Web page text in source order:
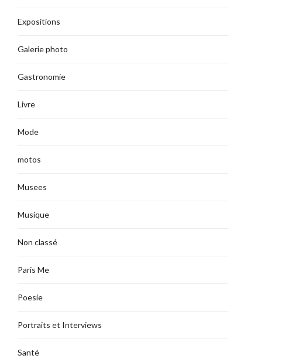
Expositions
Galerie photo
Gastronomie
Livre
Mode
motos
Musees
Musique
Non classé
Paris Me
Poesie
Portraits et Interviews
Santé